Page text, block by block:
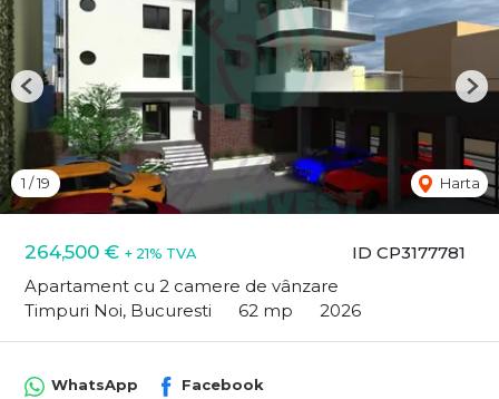
ID CP3177781
264,500 € + 21% TVA
Apartament cu 2 camere de vânzare
Timpuri Noi, Bucuresti
62 mp 2026
1 /19 Harta
Previous
WhatsApp Facebook